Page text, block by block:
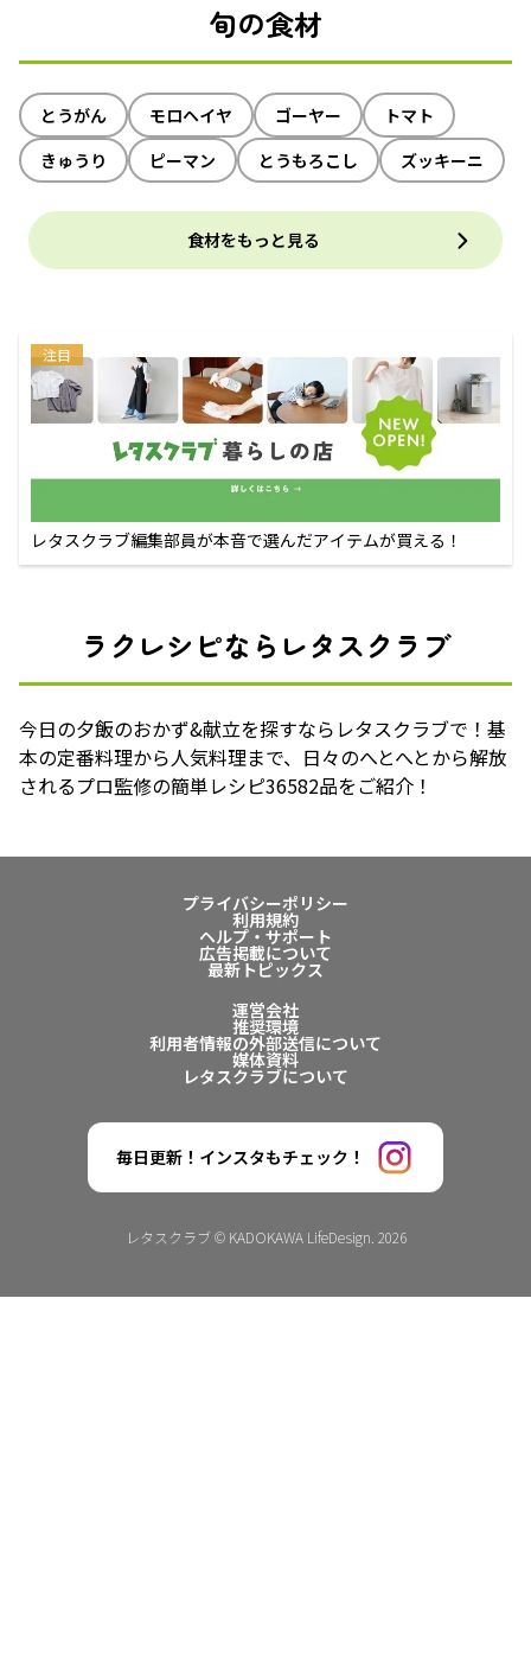
旬の食材
とうがん モロヘイヤ ゴーヤー
トマト
きゅうり
ピーマン とうもろこし ズッキーニ
食材をもっと見る
注目
レタスクラブ編集部員が本音で選んだアイテムが買える！
ラクレシピならレタスクラブ
今日の夕飯のおかず&献立を探すならレタスクラブで！基
本の定番料理から人気料理まで、日々のへとへとから解放
されるプロ監修の簡単レシピ36582品をご紹介！
プライバシーポリシー
利用規約
ヘルプ・サポート
広告掲載について
最新トピックス
運営会社
推奨環境
利用者情報の外部送信について
媒体資料
レタスクラブについて
毎日更新！インスタもチェック！
レタスクラブ © KADOKAWA LifeDesign. 2026